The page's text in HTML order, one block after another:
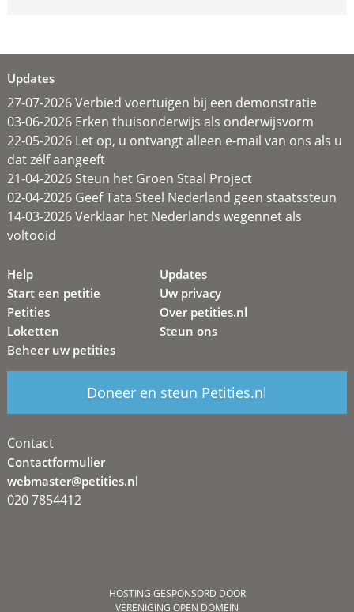
Updates
27-07-2026 Verbied voertuigen bij een demonstratie
03-06-2026 Erken thuisonderwijs als onderwijsvorm
22-05-2026 Let op, u ontvangt alleen e-mail van ons als u
dat zélf aangeeft
21-04-2026 Steun het Groen Staal Project
02-04-2026 Geef Tata Steel Nederland geen staatssteun
14-03-2026 Verklaar het Nederlands wegennet als
voltooid
Help
Start een petitie
Petities
Loketten
Beheer uw petities
Updates
Uw privacy
Over petities.nl
Steun ons
Doneer en steun Petities.nl
Contact
Contactformulier
webmaster@petities.nl
020 7854412
HOSTING GESPONSORD DOOR
VERENIGING OPEN DOMEIN